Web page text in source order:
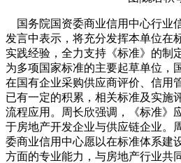
国务院国资委商业信用中心行业
发言中表示，将充分发挥本单位在
实践经验，全力支持《标准》的制
为多项国家标准的主要起草单位，
在国有企业采购供应商评价、信用
已有一定的积累，相关标准及实施
流程应用。周长欣强调，《标准》
于房地产开发企业与供应链企业。
委商业信用中心愿以在标准体系建
方面的专业能力，与房地产行业共